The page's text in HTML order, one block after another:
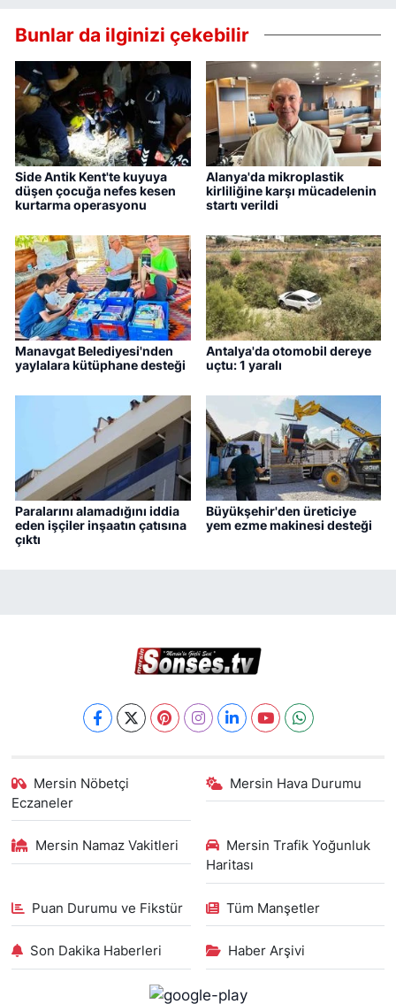
Bunlar da ilginizi çekebilir
Side Antik Kent'te kuyuya
düşen çocuğa nefes kesen
kurtarma operasyonu
Alanya'da mikroplastik
kirliliğine karşı mücadelenin
startı verildi
Manavgat Belediyesi'nden
yaylalara kütüphane desteği
Antalya'da otomobil dereye
uçtu: 1 yaralı
Paralarını alamadığını iddia
eden işçiler inşaatın çatısına
çıktı
Büyükşehir'den üreticiye
yem ezme makinesi desteği
Mersin Nöbetçi
Eczaneler
Mersin Hava Durumu
Mersin Namaz Vakitleri
Mersin Trafik Yoğunluk
Haritası
Puan Durumu ve Fikstür Tüm Manşetler
Son Dakika Haberleri Haber Arşivi